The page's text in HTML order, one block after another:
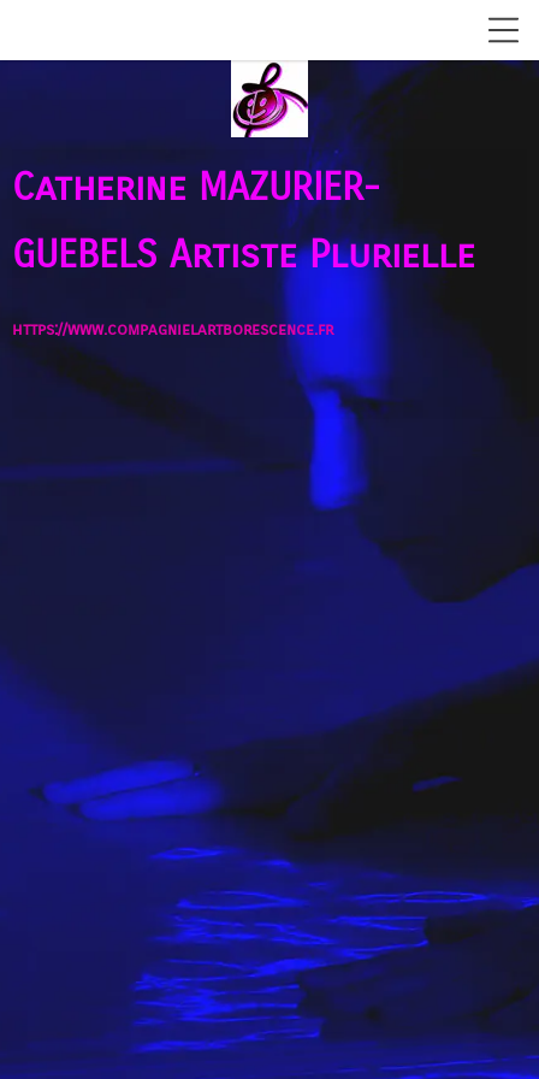
Catherine MAZURIER-
GUEBELS Artiste Plurielle
https://www.compagnielartborescence.fr